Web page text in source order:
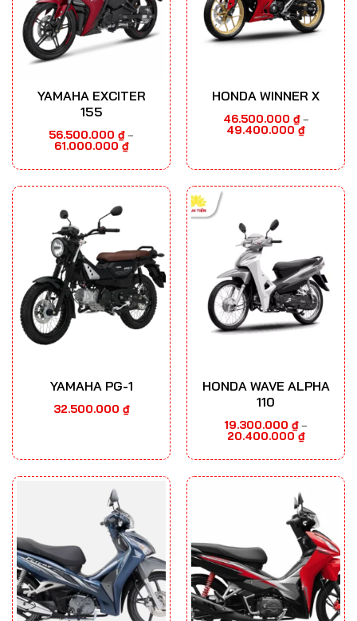
YAMAHA EXCITER
155
56.500.000 ₫ –
61.000.000 ₫Khoảng
giá:
56.500.000 ₫
61.000.000 ₫
HONDA WINNER X
46.500.000 ₫ –
49.400.000 ₫Khoảng
YAMAHA PG-1
32.500.000 ₫
HONDA WAVE ALPHA
110
19.300.000 ₫ –
20.400.000 ₫Khoảng
giá:
19.300.000